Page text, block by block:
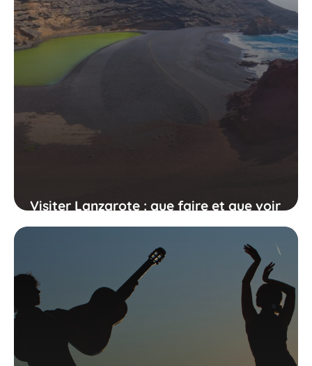
Visiter Lanzarote : que faire et que voir
sur l'île